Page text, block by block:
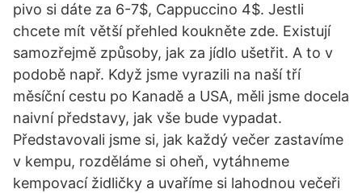
pivo si dáte za 6-7$, Cappuccino 4$. Jestli
chcete mít větší přehled koukněte zde. Existují
samozřejmě způsoby, jak za jídlo ušetřit. A to v
podobě např. Když jsme vyrazili na naší tří
měsíční cestu po Kanadě a USA, měli jsme docela
naivní představy, jak vše bude vypadat.
Představovali jsme si, jak každý večer zastavíme
v kempu, rozděláme si oheň, vytáhneme
kempovací židličky a uvaříme si lahodnou večeři